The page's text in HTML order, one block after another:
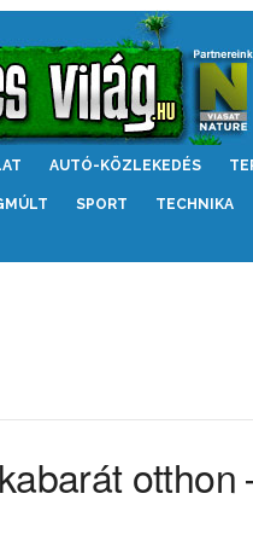
AUTÓ-KÖZLEKEDÉS
SPORT TECHNIKA
otthon